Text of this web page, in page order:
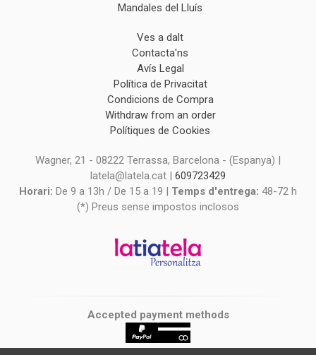
Mandales del Lluís
Ves a dalt
Contacta'ns
Avís Legal
Política de Privacitat
Condicions de Compra
Withdraw from an order
Polítiques de Cookies
Wagner, 21 - 08222 Terrassa, Barcelona - (Espanya) |
latela@latela.cat | 609723429
Horari: De 9 a 13h / De 15 a 19 | Temps d'entrega: 48-72 h
(*) Preus sense impostos inclosos
Accepted payment methods